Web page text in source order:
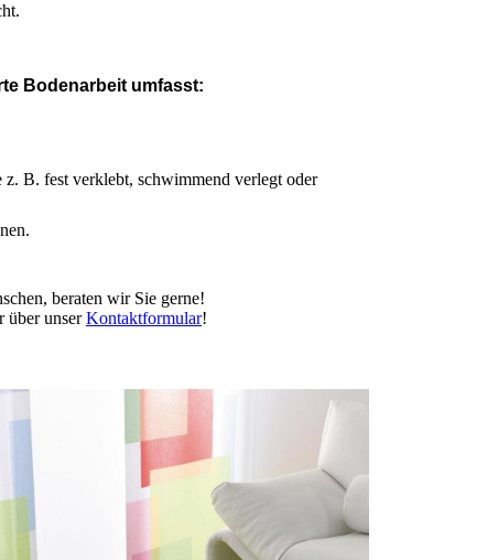
Bodenarbeit umfasst:
z. B. fest verklebt, schwimmend verlegt oder
beraten wir Sie gerne!
über unserKontaktformular!